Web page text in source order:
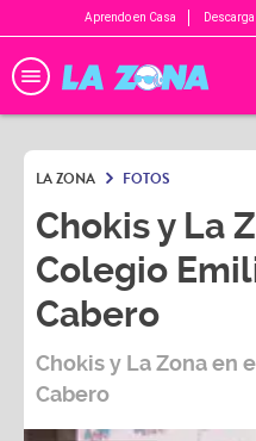
Aprendo en Casa
LA ZONA FOTOS
Chokis y La
Colegio
Cabero
Chokis y La Zona en
Cabero